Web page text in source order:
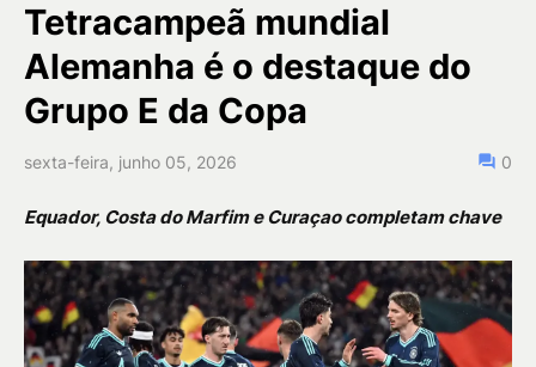
Tetracampeã mundial
Alemanha é o destaque do
Grupo E da Copa
sexta-feira, junho 05, 2026 0
Equador, Costa do Marfim e Curaçao completam chave